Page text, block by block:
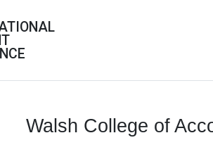
Walsh College of